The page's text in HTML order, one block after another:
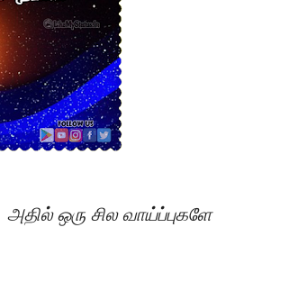
ஒரு சில வாய்ப்புகளே